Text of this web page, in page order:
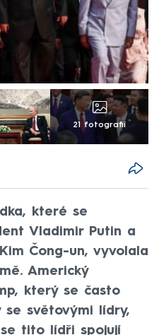
21 fotografií
které se
Vladimir Putin a
Čong-un, vyvolala
Americký
který se často
světovými lídry,
tito lídři spojují